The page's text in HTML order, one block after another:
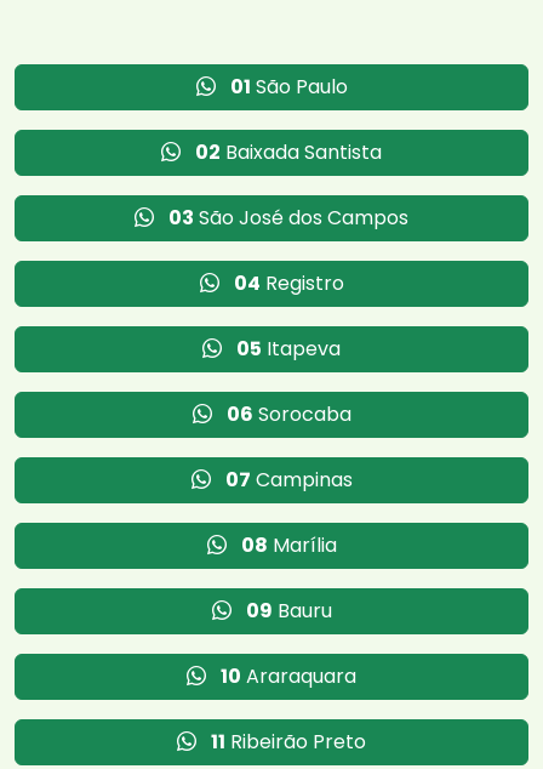
01 São Paulo
02 Baixada Santista
03 São José dos Campos
04 Registro
05 Itapeva
06 Sorocaba
07 Campinas
08 Marília
09 Bauru
10 Araraquara
11 Ribeirão Preto